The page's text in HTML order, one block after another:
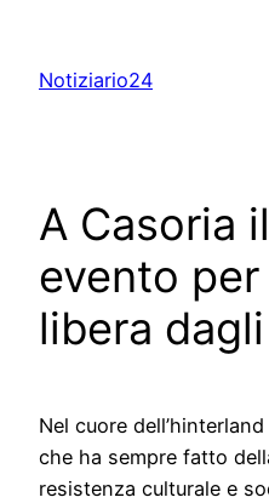
content
Notiziario24
A Casoria
evento
libera
Nel cuore
che ha sempre fatto
resistenza culturale e